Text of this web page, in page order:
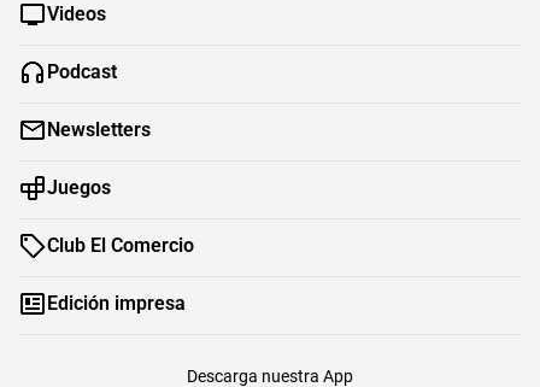
Videos
Podcast
Newsletters
Juegos
Club El Comercio
Edición impresa
Descarga nuestra App